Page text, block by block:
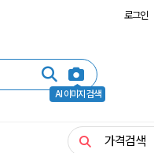
로그인
AI 이미지 검색
가격검색